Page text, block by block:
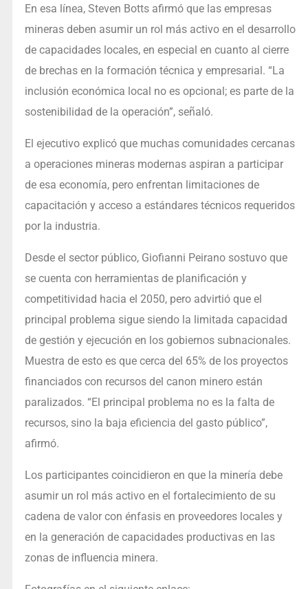
En esa línea, Steven Botts afirmó que las empresas
mineras deben asumir un rol más activo en el desarrollo
de capacidades locales, en especial en cuanto al cierre
de brechas en la formación técnica y empresarial. “La
inclusión económica local no es opcional; es parte de la
sostenibilidad de la operación”, señaló.
El ejecutivo explicó que muchas comunidades cercanas
a operaciones mineras modernas aspiran a participar
de esa economía, pero enfrentan limitaciones de
capacitación y acceso a estándares técnicos requeridos
por la industria.
Desde el sector público, Giofianni Peirano sostuvo que
se cuenta con herramientas de planificación y
competitividad hacia el 2050, pero advirtió que el
principal problema sigue siendo la limitada capacidad
de gestión y ejecución en los gobiernos subnacionales.
Muestra de esto es que cerca del 65% de los proyectos
financiados con recursos del canon minero están
paralizados. “El principal problema no es la falta de
recursos, sino la baja eficiencia del gasto público”,
afirmó.
Los participantes coincidieron en que la minería debe
asumir un rol más activo en el fortalecimiento de su
cadena de valor con énfasis en proveedores locales y
en la generación de capacidades productivas en las
zonas de influencia minera.